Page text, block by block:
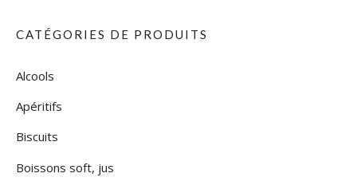
CATÉGORIES DE PRODUITS
Alcools
Apéritifs
Biscuits
Boissons soft, jus